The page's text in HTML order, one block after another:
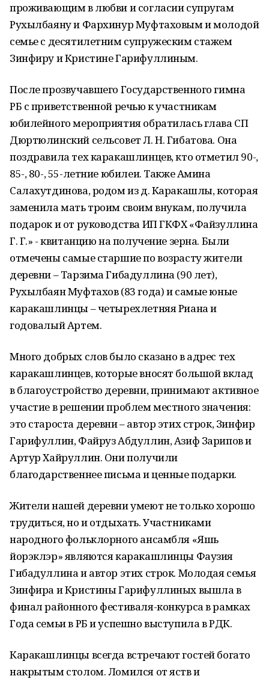
проживающим в любви и согласии супругам
Рухылбаяну и Фархинур Муфтаховым и молодой
семье с десятилетним супружеским стажем
Зинфиру и Кристине Гарифуллиным.
После прозвучавшего Государственного гимна
РБ с приветственной речью к участникам
юбилейного мероприятия обратилась глава СП
Дюртюлинский сельсовет Л. Н. Гибатова. Она
поздравила тех каракашлинцев, кто отметил 90-,
85-, 80-, 55-летние юбилеи. Также Амина
Салахутдинова, родом из д. Каракашлы, которая
заменила мать троим своим внукам, получила
подарок и от руководства ИП ГКФХ «Файзуллина
Г. Г.» - квитанцию на получение зерна. Были
отмечены самые старшие по возрасту жители
деревни – Тарзима Гибадуллина (90 лет),
Рухылбаян Муфтахов (83 года) и самые юные
каракашлинцы – четырехлетняя Риана и
годовалый Артем.
Много добрых слов было сказано в адрес тех
каракашлинцев, которые вносят большой вклад
в благоустройство деревни, принимают активное
участие в решении проблем местного значения:
это староста деревни – автор этих строк, Зинфир
Гарифуллин, Файруз Абдуллин, Азиф Зарипов и
Артур Хайруллин. Они получили
благодарственнее письма и ценные подарки.
Жители нашей деревни умеют не только хорошо
трудиться, но и отдыхать. Участниками
народного фольклорного ансамбля «Яшь
йорэклэр» являются каракашлинцы Фаузия
Гибадуллина и автор этих строк. Молодая семья
Зинфира и Кристины Гарифуллиных вышла в
финал районного фестиваля-конкурса в рамках
Года семьи в РБ и успешно выступила в РДК.
Каракашлинцы всегда встречают гостей богато
накрытым столом. Ломился от яств и